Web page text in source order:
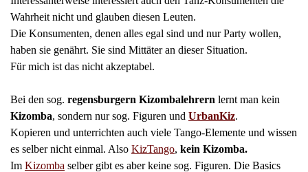
Wahrheit nicht und glauben diesen Leuten.
Die Konsumenten, denen alles egal sind und nur Party wollen,
haben sie genährt. Sie sind Mittäter an dieser Situation.
Für mich ist das nicht akzeptabel.
Bei den sog. regensburgern Kizombalehrern lernt man kein
Kizomba, sondern nur sog. Figuren und UrbanKiz.
Kopieren und unterrichten auch viele Tango-Elemente und wissen
es selber nicht einmal. Also KizTango, kein Kizomba.
Im Kizomba selber gibt es aber keine sog. Figuren. Die Basics